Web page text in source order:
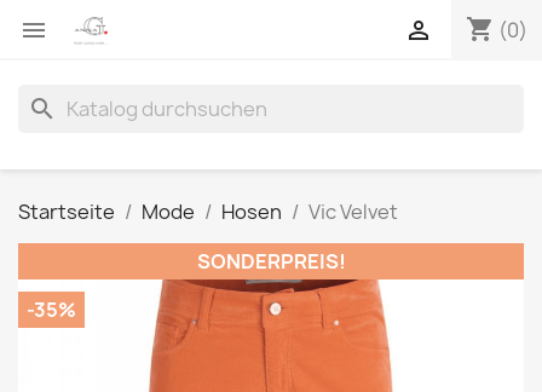
 shopping_cart (0)

search
Startseite Mode Hosen
Vic Velvet
SONDERPREIS!
-35%